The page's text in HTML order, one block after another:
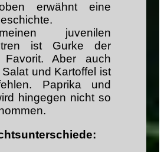
erwähnt eine
juvenilen
ist Gurke der
Favorit. Aber auch
und Kartoffel ist
Paprika und
hingegen nicht so